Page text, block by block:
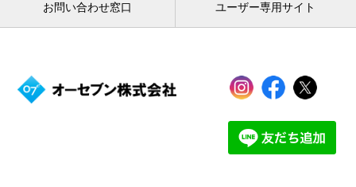
お問い合わせ窓口 ユーザー専用サイト